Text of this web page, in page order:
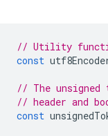
// Utility
const
// The unsigned
// header and
const